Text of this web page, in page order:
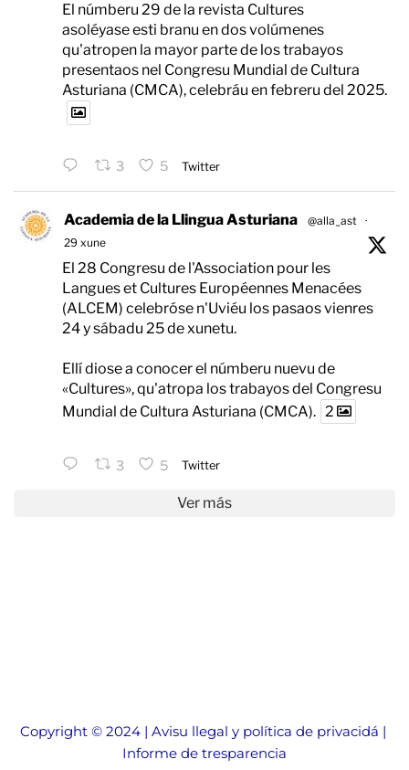
El númberu 29 de la revista Cultures
asoléyase esti branu en dos volúmenes
qu'atropen la mayor parte de los trabayos
presentaos nel Congresu Mundial de Cultura
Asturiana (CMCA), celebráu en febreru del 2025.
3 5 Twitter
Academia de la Llingua Asturiana @alla_ast ·
29 xune
El 28 Congresu de l'Association pour les
Langues et Cultures Européennes Menacées
(ALCEM) celebróse n'Uviéu los pasaos vienres
24 y sábadu 25 de xunetu.
Ellí diose a conocer el númberu nuevu de
«Cultures», qu'atropa los trabayos del Congresu
Mundial de Cultura Asturiana (CMCA). 2
3 5 Twitter
Ver más
Copyright © 2024 | Avisu llegal y política de privacidá
Informe de tresparencia